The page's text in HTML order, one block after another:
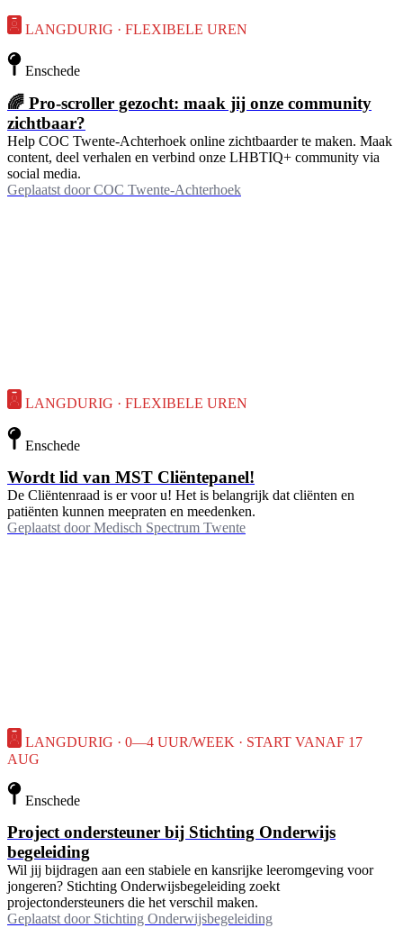
LANGDURIG · FLEXIBELE UREN
Enschede
🌈 Pro-scroller gezocht: maak jij onze community
zichtbaar?
Help COC Twente-Achterhoek online zichtbaarder te maken. Maak
content, deel verhalen en verbind onze LHBTIQ+ community via
social media.
Geplaatst door COC Twente-Achterhoek
LANGDURIG · FLEXIBELE UREN
Enschede
Wordt lid van MST Cliëntepanel!
De Cliëntenraad is er voor u! Het is belangrijk dat cliënten en
patiënten kunnen meepraten en meedenken.
Geplaatst door Medisch Spectrum Twente
LANGDURIG · 0—4 UUR/WEEK · START VANAF 17
AUG
Enschede
Project ondersteuner bij Stichting Onderwijs
begeleiding
Wil jij bijdragen aan een stabiele en kansrijke leeromgeving voor
jongeren? Stichting Onderwijsbegeleiding zoekt
projectondersteuners die het verschil maken.
Geplaatst door Stichting Onderwijsbegeleiding